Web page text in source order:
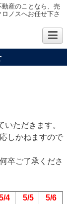
産のことなら、売
ノスへお任せ下さ
ただきます。
しかねますので
卒ご了承くださ
4 5/5 5/6